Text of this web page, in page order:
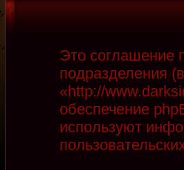
Это соглашение
подразделения
«http://
обеспечение
используют